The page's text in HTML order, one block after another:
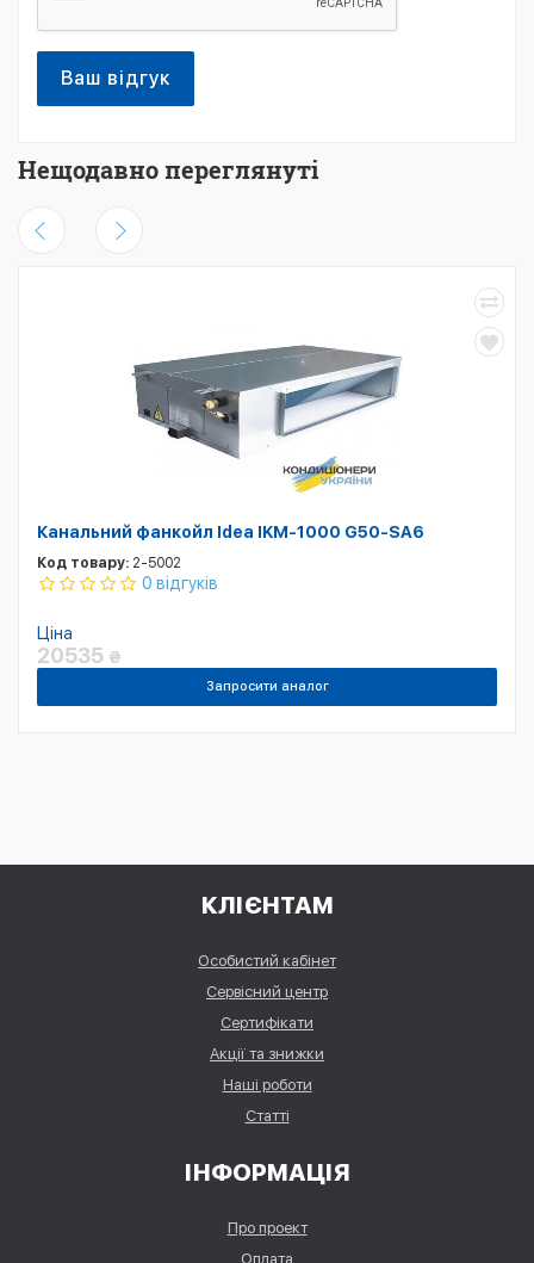
Ваш відгук
Нещодавно переглянуті
Канальний фанкойл Idea IKM-1000 G50-SA6
Код товару: 2-5002
0 відгуків
Ціна
20535 ₴
Запросити аналог
КЛІЄНТАМ
Особистий кабінет
Сервісний центр
Сертифікати
Акції та знижки
Наші роботи
Статті
ІНФОРМАЦІЯ
Про проект
Оплата